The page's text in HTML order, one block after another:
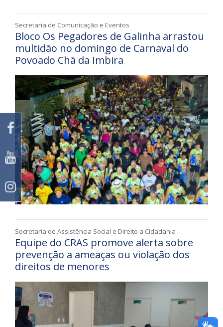
Secretaria de Comunicação e Eventos
Bloco Os Pegadores de Galinha arrastou
multidão no domingo de Carnaval do
Povoado Chã da Imbira
Secretaria de Assistência Social e Direito a Cidadania
Equipe do CRAS promove alerta sobre
prevenção a ameaças ou violação dos
direitos de menores